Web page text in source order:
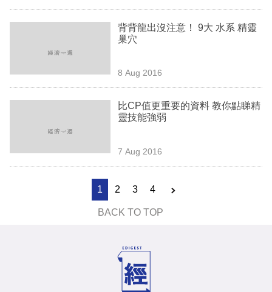
背背龍出沒注意！ 9大 水系 精靈
巢穴
8 Aug 2016
比CP值更重要的資料 教你點睇精
靈技能強弱
7 Aug 2016
1 2 3 4
BACK TO TOP